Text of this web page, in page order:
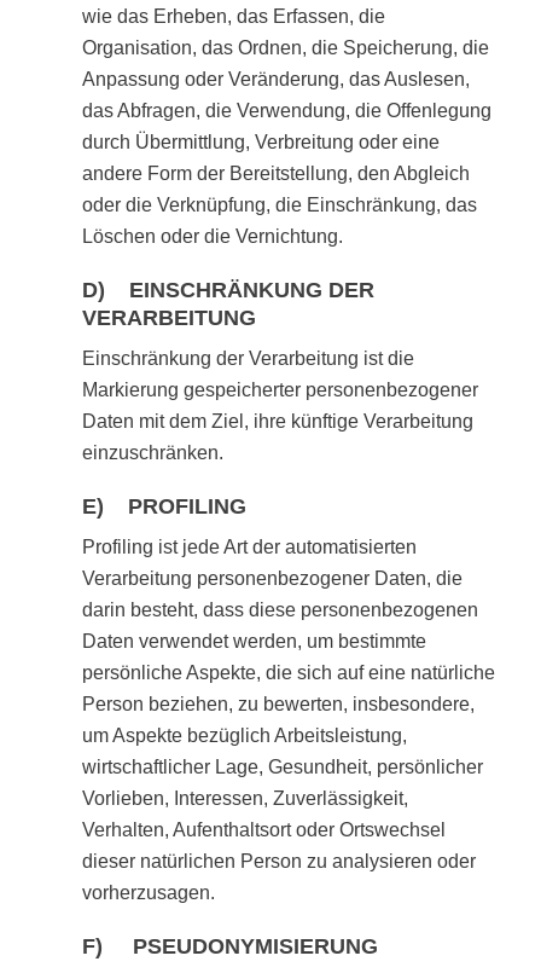
wie das Erheben, das Erfassen, die
Organisation, das Ordnen, die Speicherung, die
Anpassung oder Veränderung, das Auslesen,
das Abfragen, die Verwendung, die Offenlegung
durch Übermittlung, Verbreitung oder eine
andere Form der Bereitstellung, den Abgleich
oder die Verknüpfung, die Einschränkung, das
Löschen oder die Vernichtung.
D) EINSCHRÄNKUNG DER
VERARBEITUNG
Einschränkung der Verarbeitung ist die
Markierung gespeicherter personenbezogener
Daten mit dem Ziel, ihre künftige Verarbeitung
einzuschränken.
E) PROFILING
Profiling ist jede Art der automatisierten
Verarbeitung personenbezogener Daten, die
darin besteht, dass diese personenbezogenen
Daten verwendet werden, um bestimmte
persönliche Aspekte, die sich auf eine natürliche
Person beziehen, zu bewerten, insbesondere,
um Aspekte bezüglich Arbeitsleistung,
wirtschaftlicher Lage, Gesundheit, persönlicher
Vorlieben, Interessen, Zuverlässigkeit,
Verhalten, Aufenthaltsort oder Ortswechsel
dieser natürlichen Person zu analysieren oder
vorherzusagen.
F) PSEUDONYMISIERUNG